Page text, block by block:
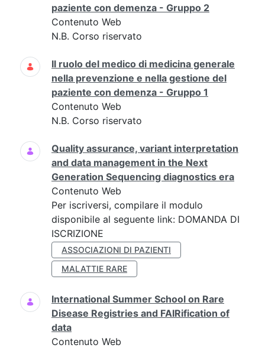
paziente con demenza - Gruppo 2
Contenuto Web
N.B. Corso riservato
Il ruolo del medico di medicina generale
nella prevenzione e nella gestione del
paziente con demenza - Gruppo 1
Contenuto Web
N.B. Corso riservato
Quality assurance, variant interpretation
and data management in the Next
Generation Sequencing diagnostics era
Contenuto Web
Per iscriversi, compilare il modulo
disponibile al seguente link: DOMANDA DI
ISCRIZIONE
ASSOCIAZIONI DI PAZIENTI
MALATTIE RARE
International Summer School on Rare
Disease Registries and FAIRification of
data
Contenuto Web